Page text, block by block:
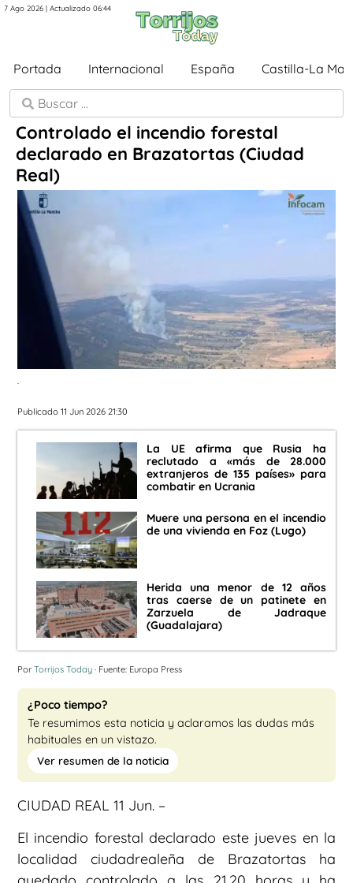
7 Ago 2026 | Actualizado 06:44
Portada Internacional España Castilla-La
Controlado el incendio forestal
declarado en Brazatortas (Ciudad
Real)
.
Publicado 11 Jun 2026 21:30
La UE afirma que Rusia ha
reclutado a «más de 28.000
extranjeros de 135 países» para
combatir en Ucrania
Muere una persona en el incendio
de una vivienda en Foz (Lugo)
Herida una menor de 12 años
tras caerse de un patinete en
Zarzuela de Jadraque
(Guadalajara)
Por Torrijos Today · Fuente: Europa Press
¿Poco tiempo?
Te resumimos esta noticia y aclaramos las dudas más
habituales en un vistazo.
Ver resumen de la noticia
CIUDAD REAL 11 Jun. –
El incendio forestal declarado este jueves en la
localidad ciudadrealeña de Brazatortas ha